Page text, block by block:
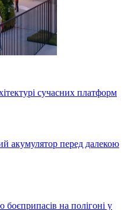
сучасних платформ
акумулятор перед далекою
боєприпасів на полігоні у